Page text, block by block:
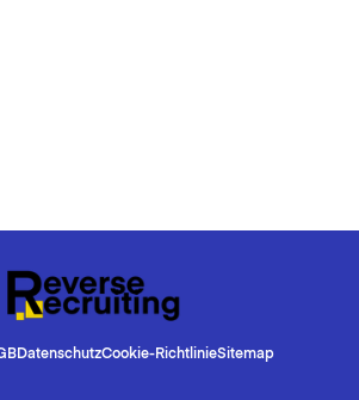
DatenschutzCookie-RichtlinieSitemap